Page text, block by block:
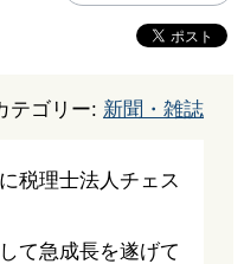
テゴリー: 新聞・雑誌
税理士法人チェス
て急成長を遂げて